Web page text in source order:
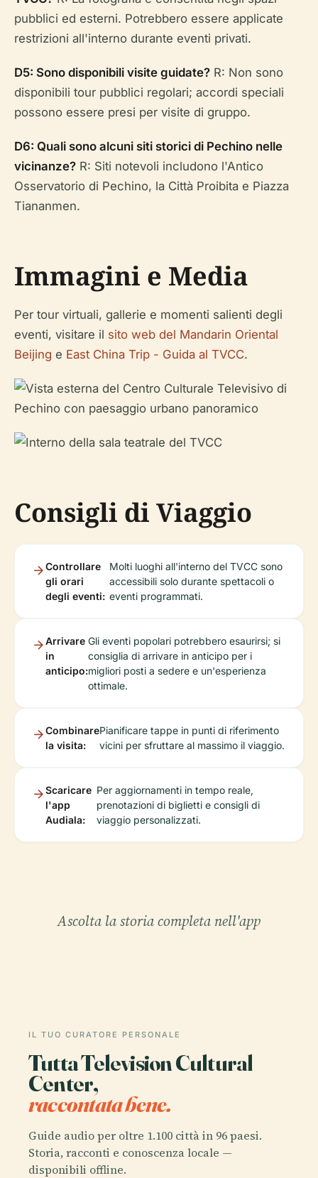
pubblici ed esterni. Potrebbero essere applicate
restrizioni all'interno durante eventi privati.
D5: Sono disponibili visite guidate? R: Non sono
disponibili tour pubblici regolari; accordi speciali
possono essere presi per visite di gruppo.
D6: Quali sono alcuni siti storici di Pechino nelle
vicinanze? R: Siti notevoli includono l'Antico
Osservatorio di Pechino, la Città Proibita e Piazza
Tiananmen.
Immagini e Media
Per tour virtuali, gallerie e momenti salienti degli
eventi, visitare il sito web del Mandarin Oriental
Beijing e East China Trip - Guida al TVCC.
Consigli di Viaggio
Controllare
gli orari
degli eventi:
Molti luoghi all'interno del TVCC sono
accessibili solo durante spettacoli o
eventi programmati.
Arrivare
in
anticipo:
Gli eventi popolari potrebbero esaurirsi; si
consiglia di arrivare in anticipo per i
migliori posti a sedere e un'esperienza
ottimale.
Combinare
la visita:
Pianificare tappe in punti di riferimento
vicini per sfruttare al massimo il viaggio.
Scaricare
l'app
Audiala:
Per aggiornamenti in tempo reale,
prenotazioni di biglietti e consigli di
viaggio personalizzati.
Ascolta la storia completa nell'app
IL TUO CURATORE PERSONALE
Tutta Television Cultural
Center,
raccontata bene.
Guide audio per oltre 1.100 città in 96 paesi.
Storia, racconti e conoscenza locale —
disponibili offline.